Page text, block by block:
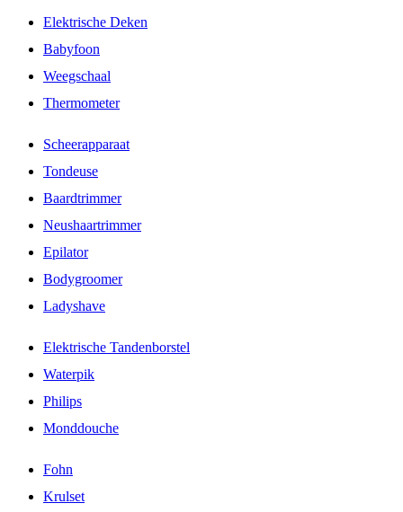
Elektrische Deken
Babyfoon
Weegschaal
Thermometer
Scheerapparaat
Tondeuse
Baardtrimmer
Neushaartrimmer
Epilator
Bodygroomer
Ladyshave
Elektrische Tandenborstel
Waterpik
Philips
Monddouche
Fohn
Krulset